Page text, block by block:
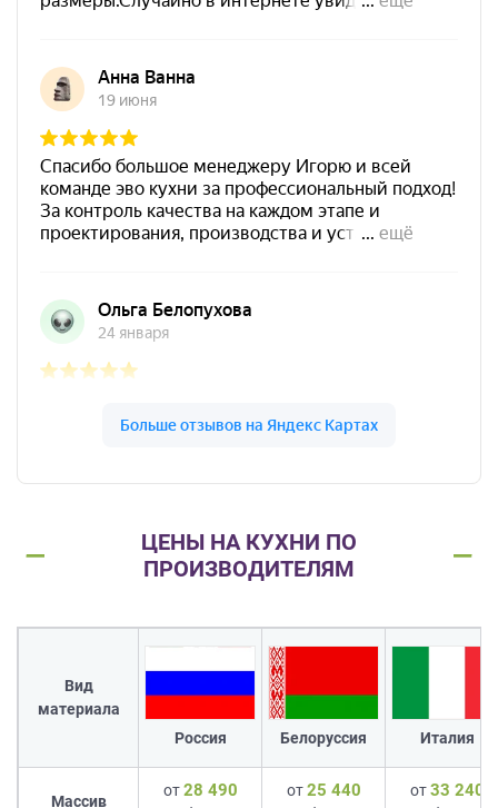
ЦЕНЫ НА КУХНИ ПО
ПРОИЗВОДИТЕЛЯМ
Вид
материала
Россия
Белоруссия Италия
Массив
от28 490 от25 440 от33 240